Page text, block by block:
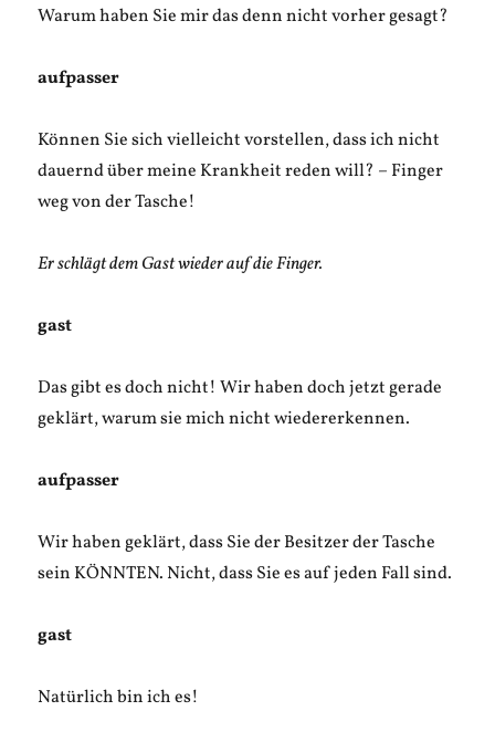
Warum haben Sie mir das denn nicht vorher gesagt?
aufpasser
Können Sie sich vielleicht vorstellen, dass ich nicht
dauernd über meine Krankheit reden will? – Finger
weg von der Tasche!
Er schlägt dem Gast wieder auf die Finger.
gast
Das gibt es doch nicht! Wir haben doch jetzt gerade
geklärt, warum sie mich nicht wiedererkennen.
aufpasser
Wir haben geklärt, dass Sie der Besitzer der Tasche
sein KÖNNTEN. Nicht, dass Sie es auf jeden Fall sind.
gast
Natürlich bin ich es!